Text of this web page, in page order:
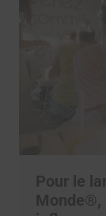
Pour le
Monde®,